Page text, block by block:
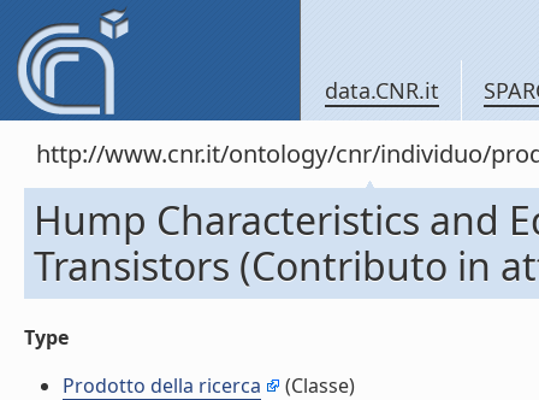
data.CNR.it
http://www.cnr.it/ontology/cnr/individuo/
Hump Characteristics
Transistors (Contributo in
Type
Prodotto della ricerca
(Classe)